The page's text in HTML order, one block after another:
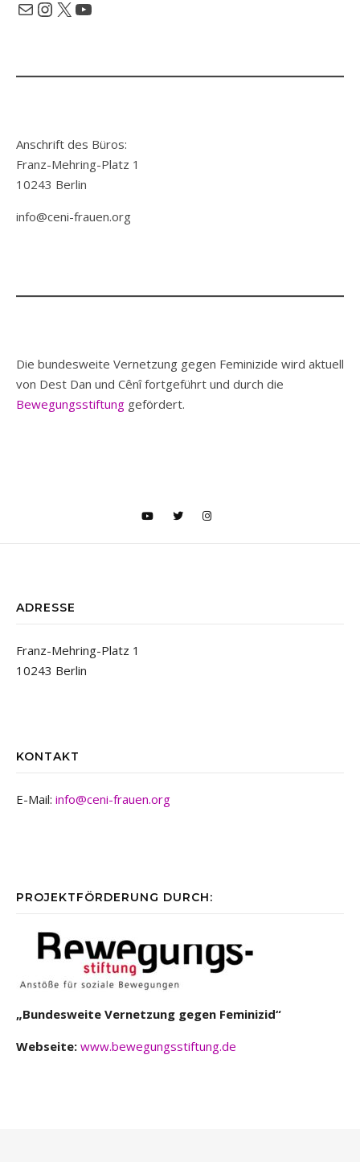
MailInstagram
X YouTube
Anschrift des Büros:
Franz-Mehring-Platz 1
10243 Berlin
info@ceni-frauen.org
Die bundesweite Vernetzung gegen Feminizide wird aktuell
von Dest Dan und Cênî fortgeführt und durch die
Bewegungsstiftung gefördert.
ADRESSE
Franz-Mehring-Platz 1
10243 Berlin
KONTAKT
E-Mail: info@ceni-frauen.org
PROJEKTFÖRDERUNG DURCH:
„Bundesweite Vernetzung gegen Feminizid“
Webseite: www.bewegungsstiftung.de